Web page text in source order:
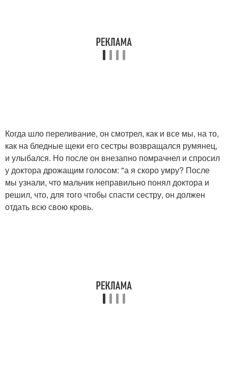
Когда шло переливание, он смотрел, как и все мы, на то,
как на бледные щеки его сестры возвращался румянец,
и улыбался. Но после он внезапно помрачнел и спросил
у доктора дрожащим голосом: "а я скоро умру? После
мы узнали, что мальчик неправильно понял доктора и
решил, что, для того чтобы спасти сестру, он должен
отдать всю свою кровь.